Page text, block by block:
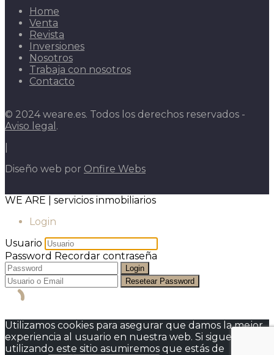
Home
Venta
Revista
Inversiones
Nosotros
Trabaja con nosotros
Contacto
© 2024 weare.es. Todos los derechos reservados -
Aviso legal .
Diseño web por Onfire Webs
WE ARE | servicios inmobiliarios
Login
Usuario
Password Recordar contraseña
Login
Resetear Password
Utilizamos cookies para asegurar que damos la mejor
experiencia al usuario en nuestra web. Si sigues
utilizando este sitio asumiremos que estás de